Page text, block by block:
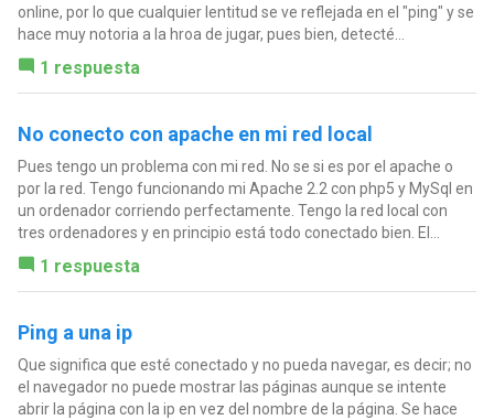
online, por lo que cualquier lentitud se ve reflejada en el "ping" y se
hace muy notoria a la hroa de jugar, pues bien, detecté...
1 respuesta
No conecto con apache en mi red local
Pues tengo un problema con mi red. No se si es por el apache o
por la red. Tengo funcionando mi Apache 2.2 con php5 y MySql en
un ordenador corriendo perfectamente. Tengo la red local con
tres ordenadores y en principio está todo conectado bien. El...
1 respuesta
Ping a una ip
Que significa que esté conectado y no pueda navegar, es decir; no
el navegador no puede mostrar las páginas aunque se intente
abrir la página con la ip en vez del nombre de la página. Se hace